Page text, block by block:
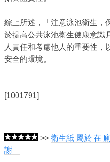
綜上所述，「注意泳池衛生，
於提高公共泳池衛生健康意識
人責任和考慮他人的重要性，
安全的環境。
[1001791]
>> 衛生紙 屬於 在
謝！